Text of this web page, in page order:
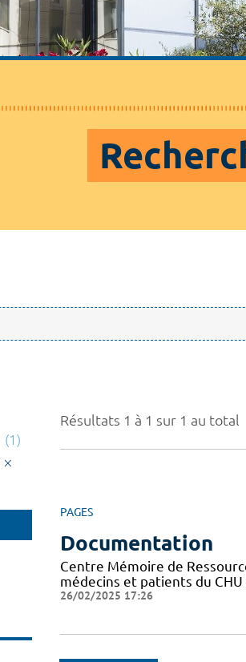
Résultats 1 à 1 sur 1 au total
PAGES
Documentation
Centre Mémoire de
médecins et patients du
26/02/2025 17:26
(1)